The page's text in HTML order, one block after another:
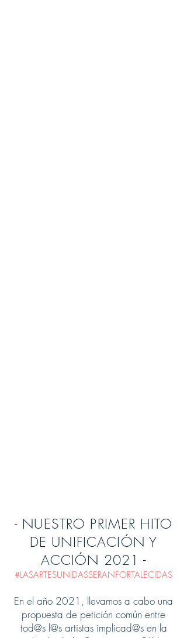
- NUESTRO PRIMER HITO
DE UNIFICACIÓN Y
ACCIÓN 2021 -
#LASARTESUNIDASSERANFORTALECIDAS
En el año 2021, llevamos a cabo una
propuesta de petición común entre
tod@s l@s artistas implicad@s en la